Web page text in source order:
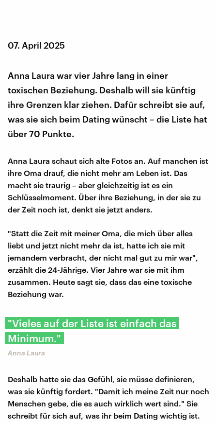
07. April 2025
Anna Laura war vier Jahre lang in einer
toxischen Beziehung. Deshalb will sie künftig
ihre Grenzen klar ziehen. Dafür schreibt sie auf,
was sie sich beim Dating wünscht – die Liste hat
über 70 Punkte.
Anna Laura schaut sich alte Fotos an. Auf manchen ist
ihre Oma drauf, die nicht mehr am Leben ist. Das
macht sie traurig – aber gleichzeitig ist es ein
Schlüsselmoment. Über ihre Beziehung, in der sie zu
der Zeit noch ist, denkt sie jetzt anders.
"Statt die Zeit mit meiner Oma, die mich über alles
liebt und jetzt nicht mehr da ist, hatte ich sie mit
jemandem verbracht, der nicht mal gut zu mir war",
erzählt die 24-Jährige. Vier Jahre war sie mit ihm
zusammen. Heute sagt sie, dass das eine toxische
Beziehung war.
"Vieles auf der Liste ist einfach das
Minimum."
Anna Laura
Deshalb hatte sie das Gefühl, sie müsse definieren,
was sie künftig fordert. "Damit ich meine Zeit nur noch
Menschen gebe, die es auch wirklich wert sind." Sie
schreibt für sich auf, was ihr beim Dating wichtig ist.